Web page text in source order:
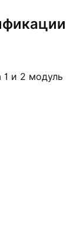
1 и 2 модуль